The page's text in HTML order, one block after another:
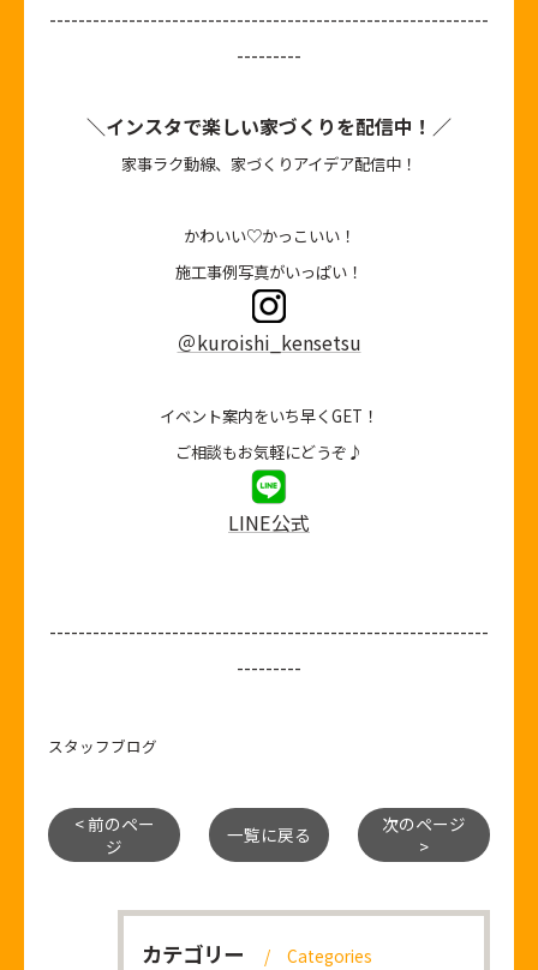
-------------------------------------------------------------
---------
＼インスタで楽しい家づくりを配信中！／
家事ラク動線、家づくりアイデア配信中！
かわいい♡かっこいい！
施工事例写真がいっぱい！
＠kuroishi_kensetsu
イベント案内をいち早くGET！
ご相談もお気軽にどうぞ♪
LINE公式
-------------------------------------------------------------
---------
スタッフブログ
< 前のペー
ジ
一覧に戻る
次のページ
>
カテゴリー Categories